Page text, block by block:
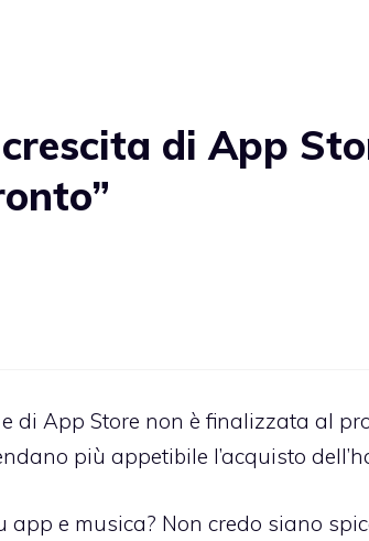
di App
e di App Store non è finalizzata al
più appetibile l’acquisto
e musica? Non credo siano